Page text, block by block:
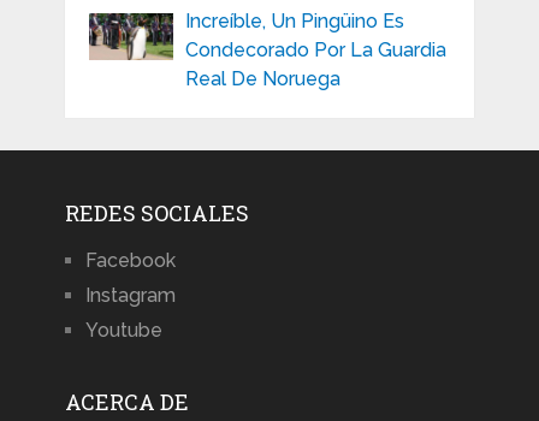
Increíble, Un Pingüino Es
Condecorado Por La Guardia
Real De Noruega
REDES SOCIALES
Facebook
Instagram
Youtube
ACERCA DE